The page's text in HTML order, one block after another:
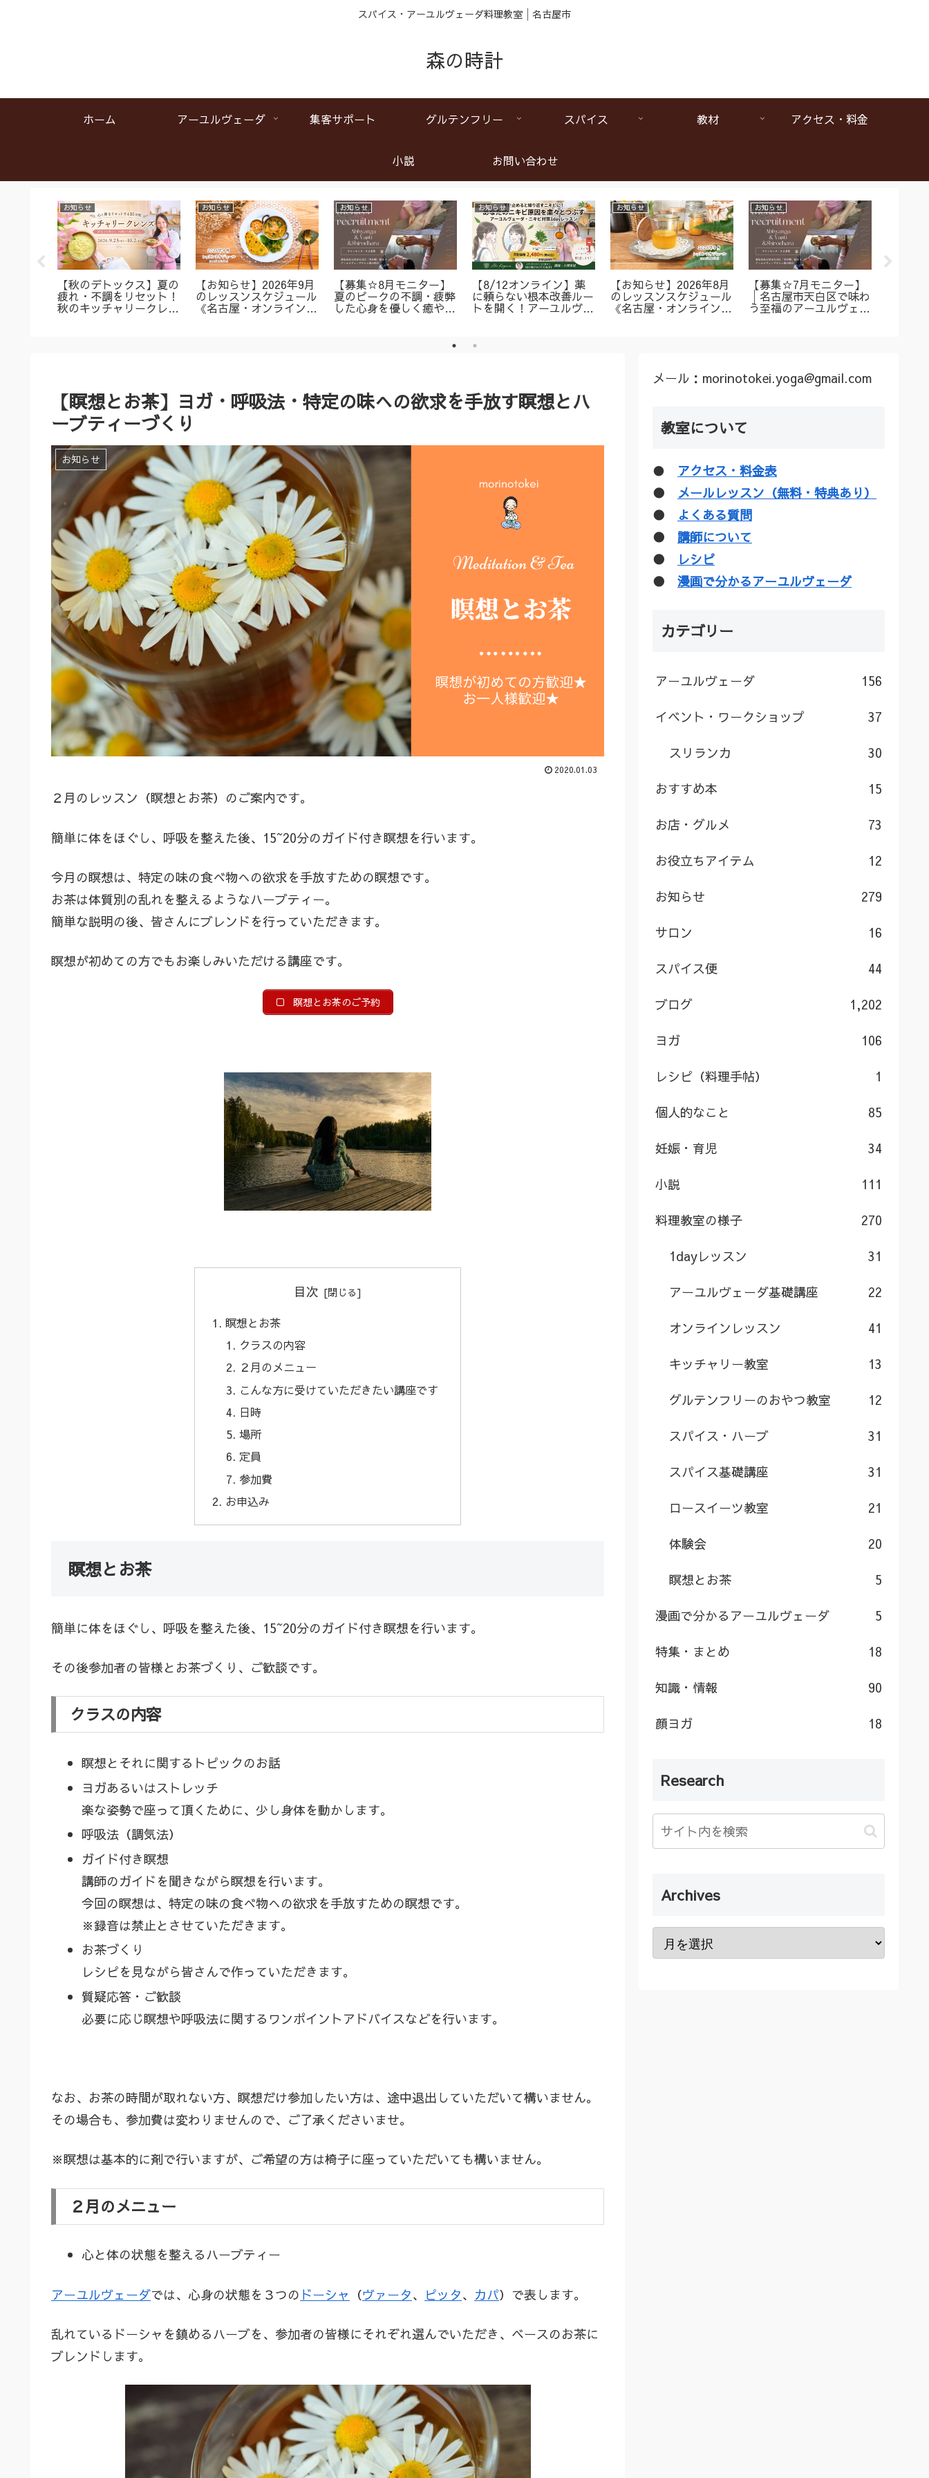
スパイス・アーユルヴェーダ料理教室│名古屋市
森の時計
ホーム アーユルヴェーダ 集客サポート グルテンフリー スパイス 教材 アクセス・料金
小説 お問い合わせ
お知らせ
【秋のデトックス】夏の
疲れ・不調をリセット！
秋のキッチャリークレン
お知らせ
【お知らせ】2026年9月
のレッスンスケジュール
《名古屋・オンラインア
お知らせ
【募集☆8月モニター】
夏のピークの不調・疲弊
した心身を優しく癒やす
お知らせ
【8/12オンライン】薬
に頼らない根本改善ルー
トを開く！アーユルヴェ
付き）
お知らせ
【お知らせ】2026年8月
のレッスンスケジュール
《名古屋・オンラインア
お知らせ
【募集☆7月モニター】
│名古屋市天白区で味わ
う至福のアーユルヴェー
【瞑想とお茶】ヨガ・呼吸法・特定の味への欲求を手放す瞑想とハ
ーブティーづくり
お知らせ
2020.01.03
２月のレッスン（瞑想とお茶）のご案内です。
簡単に体をほぐし、呼吸を整えた後、15~20分のガイド付き瞑想を行います。
今月の瞑想は、特定の味の食べ物への欲求を手放すための瞑想です。
お茶は体質別の乱れを整えるようなハーブティー。
簡単な説明の後、皆さんにブレンドを行っていただきます。
瞑想が初めての方でもお楽しみいただける講座です。
瞑想とお茶のご予約
目次
瞑想とお茶
クラスの内容
２月のメニュー
こんな方に受けていただきたい講座です
日時
場所
定員
参加費
お申込み
瞑想とお茶
簡単に体をほぐし、呼吸を整えた後、15~20分のガイド付き瞑想を行います。
その後参加者の皆様とお茶づくり、ご歓談です。
クラスの内容
瞑想とそれに関するトピックのお話
ヨガあるいはストレッチ
楽な姿勢で座って頂くために、少し身体を動かします。
呼吸法（調気法）
ガイド付き瞑想
講師のガイドを聞きながら瞑想を行います。
今回の瞑想は、特定の味の食べ物への欲求を手放すための瞑想です。
※録音は禁止とさせていただきます。
お茶づくり
レシピを見ながら皆さんで作っていただきます。
質疑応答・ご歓談
必要に応じ瞑想や呼吸法に関するワンポイントアドバイスなどを行います。
なお、お茶の時間が取れない方、瞑想だけ参加したい方は、途中退出していただいて構いません。
その場合も、参加費は変わりませんので、ご了承くださいませ。
※瞑想は基本的に剤で行いますが、ご希望の方は椅子に座っていただいても構いません。
２月のメニュー
心と体の状態を整えるハーブティー
アーユルヴェーダでは、心身の状態を３つの ドーシャ （ヴァータ、 ピッタ、 カパ）で表します。
乱れているドーシャを鎮めるハーブを、参加者の皆様にそれぞれ選んでいただき、ベースのお茶に
ブレンドします。
メール：morinotokei.yoga@gmail.com
教室について
● アクセス・料金表
● メールレッスン（無料・特典あり）
●
よくある質問
● 講師について
●
レシピ
● 漫画で分かるアーユルヴェーダ
カテゴリー
アーユルヴェーダ 156
イベント・ワークショップ 37
スリランカ 30
おすすめ本 15
お店・グルメ 73
お役立ちアイテム 12
お知らせ 279
サロン 16
スパイス便 44
ブログ 1,202
ヨガ 106
レシピ（料理手帖） 1
個人的なこと 85
妊娠・育児 34
小説 111
料理教室の様子 270
1dayレッスン 31
アーユルヴェーダ基礎講座 22
オンラインレッスン 41
キッチャリー教室 13
グルテンフリーのおやつ教室 12
スパイス・ハーブ 31
スパイス基礎講座 31
ロースイーツ教室 21
体験会 20
瞑想とお茶 5
漫画で分かるアーユルヴェーダ 5
特集・まとめ 18
知識・情報 90
顔ヨガ 18
Research
Archives